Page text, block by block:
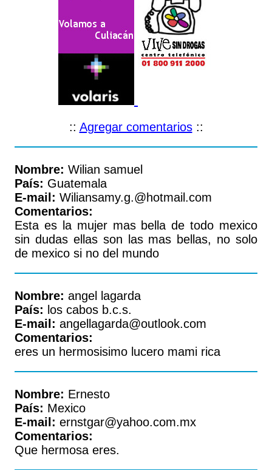
:: Agregar comentarios::
Nombre: Wilian samuel
País: Guatemala
E-mail: Wiliansamy.g.@hotmail.com
Comentarios:
Esta es la mujer mas bella de todo mexico
sin dudas ellas son las mas bellas, no solo
de mexico si no del mundo
Nombre: angel lagarda
País: los cabos b.c.s.
E-mail: angellagarda@outlook.com
Comentarios:
eres un hermosisimo lucero mami rica
Nombre: Ernesto
País: Mexico
E-mail: ernstgar@yahoo.com.mx
Comentarios:
Que hermosa eres.